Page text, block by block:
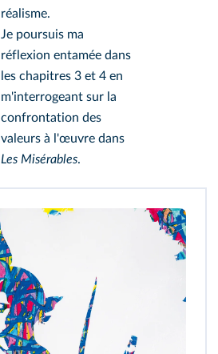
réalisme.
Je poursuis ma
réflexion entamée dans
les chapitres 3 et 4 en
m'interrogeant sur la
confrontation des
valeurs à l'œuvre dans
Les Misérables.